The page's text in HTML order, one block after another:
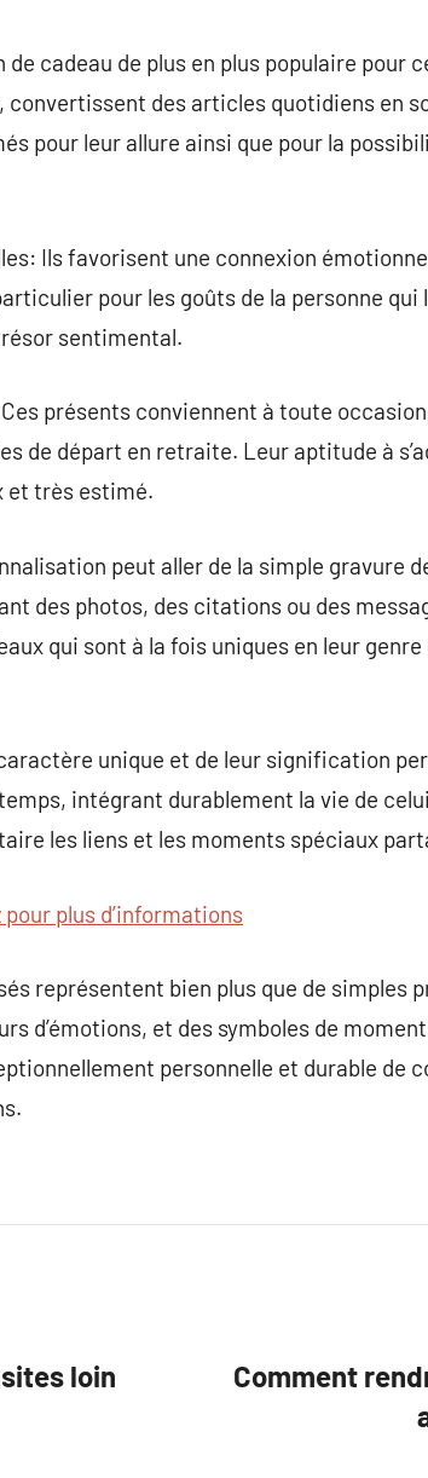
cadeau de plus en plus populaire pour
des articles quotidiens en
pour leur allure ainsi que pour la
Ils favorisent une connexion
pour les goûts de la personne
sentimental.
présents conviennent à toute
de départ en retraite. Leur aptitude à
et très estimé.
peut aller de la simple gravure
des photos, des citations ou des
qui sont à la fois uniques en leur
unique et de leur signification
intégrant durablement la vie de
les liens et les moments spéciaux
plus d’informations
représentent bien plus que de simples
d’émotions, et des symboles de
personnelle et durable de
loin
Comment